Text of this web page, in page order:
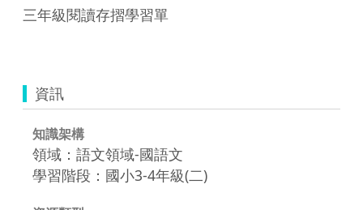
三年級閱讀存摺學習單
資訊
知識架構
領域：語文領域-國語文
學習階段：國小3-4年級(二)